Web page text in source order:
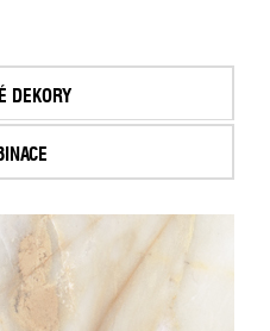
DEKORY